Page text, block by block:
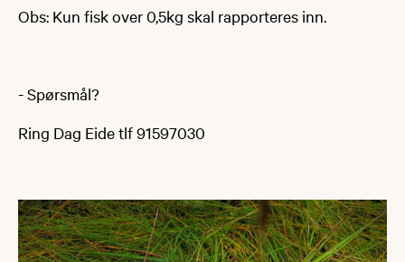
Obs: Kun fisk over 0,5kg skal rapporteres inn.​
- Spørsmål?
Ring Dag Eide tlf 91597030